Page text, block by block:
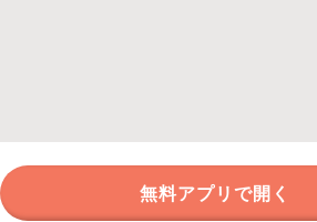
無料アプリで開く